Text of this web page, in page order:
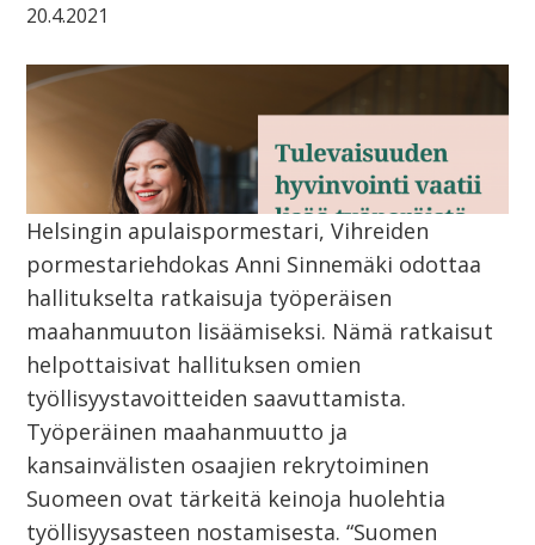
20.4.2021
Helsingin apulaispormestari, Vihreiden
pormestariehdokas Anni Sinnemäki odottaa
hallitukselta ratkaisuja työperäisen
maahanmuuton lisäämiseksi. Nämä ratkaisut
helpottaisivat hallituksen omien
työllisyystavoitteiden saavuttamista.
Työperäinen maahanmuutto ja
kansainvälisten osaajien rekrytoiminen
Suomeen ovat tärkeitä keinoja huolehtia
työllisyysasteen nostamisesta. “Suomen